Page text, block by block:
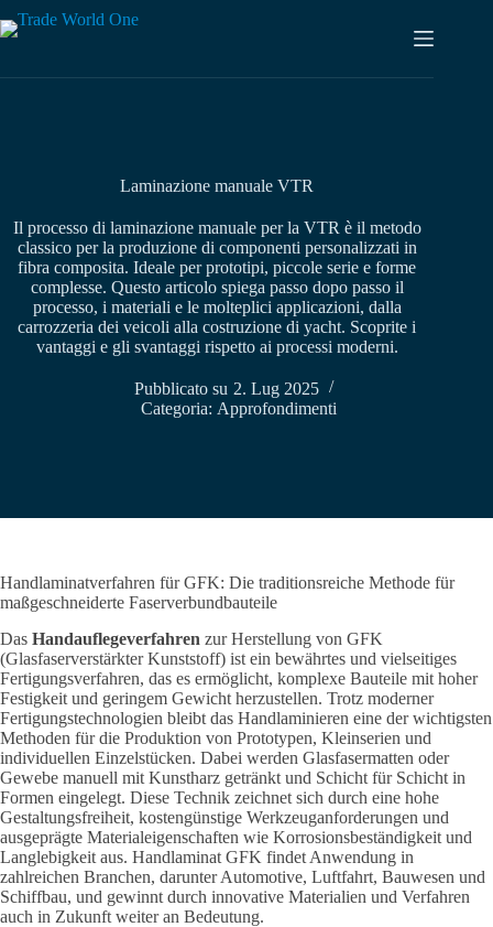
al
Laminazione manuale VTR
Il processo di laminazione manuale per la VTR è il metodo
classico per la produzione di componenti personalizzati in
fibra composita. Ideale per prototipi, piccole serie e forme
complesse. Questo articolo spiega passo dopo passo il
processo, i materiali e le molteplici applicazioni, dalla
carrozzeria dei veicoli alla costruzione di yacht. Scoprite i
vantaggi e gli svantaggi rispetto ai processi moderni.
Pubblicato su 2. Lug 2025
Categoria: Approfondimenti
Handlaminatverfahren für GFK: Die traditionsreiche Methode für
maßgeschneiderte Faserverbundbauteile
Das Handauflegeverfahren zur Herstellung von GFK
(Glasfaserverstärkter Kunststoff) ist ein bewährtes und vielseitiges
Fertigungsverfahren, das es ermöglicht, komplexe Bauteile mit hoher
Festigkeit und geringem Gewicht herzustellen. Trotz moderner
Fertigungstechnologien bleibt das Handlaminieren eine der wichtigsten
Methoden für die Produktion von Prototypen, Kleinserien und
individuellen Einzelstücken. Dabei werden Glasfasermatten oder
Gewebe manuell mit Kunstharz getränkt und Schicht für Schicht in
Formen eingelegt. Diese Technik zeichnet sich durch eine hohe
Gestaltungsfreiheit, kostengünstige Werkzeuganforderungen und
ausgeprägte Materialeigenschaften wie Korrosionsbeständigkeit und
Langlebigkeit aus. Handlaminat GFK findet Anwendung in
zahlreichen Branchen, darunter Automotive, Luftfahrt, Bauwesen und
Schiffbau, und gewinnt durch innovative Materialien und Verfahren
auch in Zukunft weiter an Bedeutung.